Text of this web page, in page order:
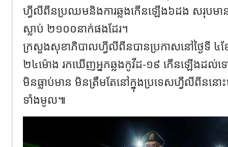
ហ្វីលីពីនប្រឈមនិងការឆ្លងកើនឡើង៦ដង សរុបមាន
ស្លាប់ ២១០០នាក់ផងដែរ។
ក្រសួងសុខាភិបាលហ្វីលីពីនបានប្រកាសនៅថ្ងៃទី ៤
២៤ម៉ោង​ រកឃើញអ្នកឆ្លងកូវីដ​-១៩ កើនឡើងដល់
មិនធ្លាប់មាន មិន​ត្រឹមតែនៅក្នុងប្រទេសហ្វីលីពីន
ទាំងមូល៕